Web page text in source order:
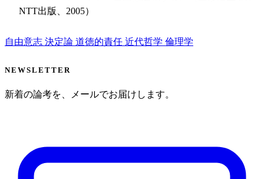
NTT出版、2005）
自由意志 決定論 道徳的責任 近代哲学 倫理学
NEWSLETTER
新着の論考を、メールでお届けします。